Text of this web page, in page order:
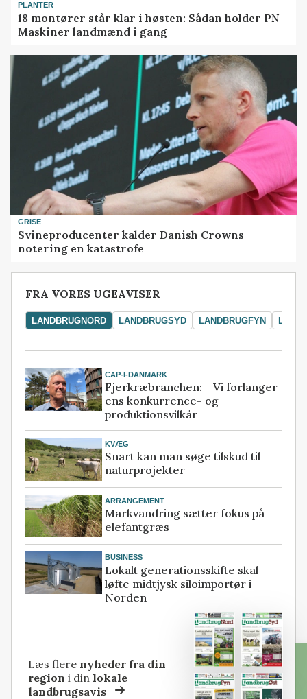
PLANTER
18 montører står klar i høsten: Sådan holder PN
Maskiner landmænd i gang
GRISE
Svineproducenter kalder Danish Crowns
notering en katastrofe
FRA VORES UGEAVISER
LANDBRUGNORD LANDBRUGSYD LANDBRUGFYN
CAP-I-DANMARK
Fjerkræbranchen: - Vi forlanger
ens konkurrence- og
produktionsvilkår
KVÆG
Snart kan man søge tilskud til
naturprojekter
ARRANGEMENT
Markvandring sætter fokus på
elefantgræs
BUSINESS
Lokalt generationsskifte skal
løfte midtjysk siloimportør i
Norden
Læs flere nyheder fra din
region i dinlokale
landbrugsavis